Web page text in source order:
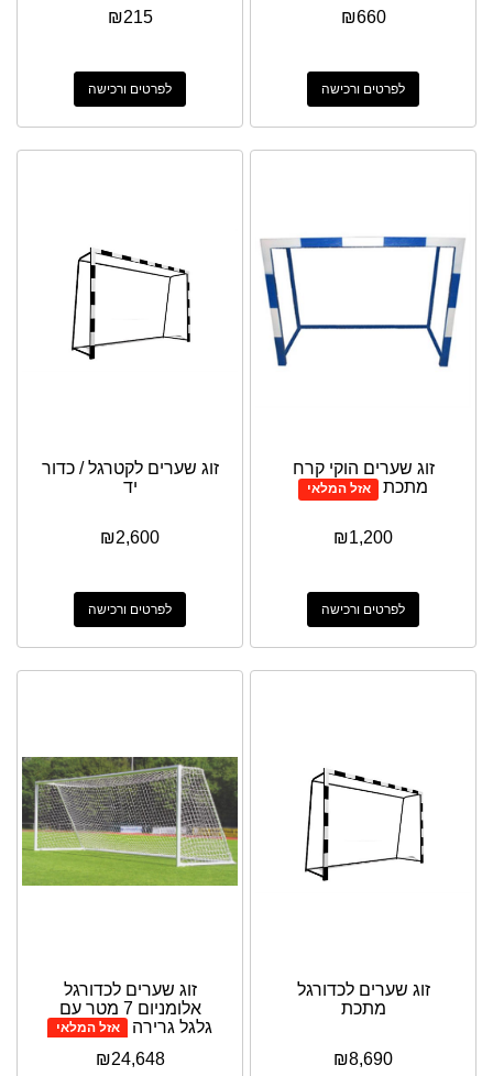
₪660
לפרטים ורכישה
₪215
לפרטים ורכישה
זוג שערים הוקי קרח
מתכת
אזל המלאי
₪1,200
לפרטים ורכישה
זוג שערים לקטרגל / כדור
יד
₪2,600
לפרטים ורכישה
זוג שערים לכדורגל
מתכת
₪8,690
זוג שערים לכדורגל
אלומניום 7 מטר עם
גלגל גרירה
אזל המלאי
₪24,648